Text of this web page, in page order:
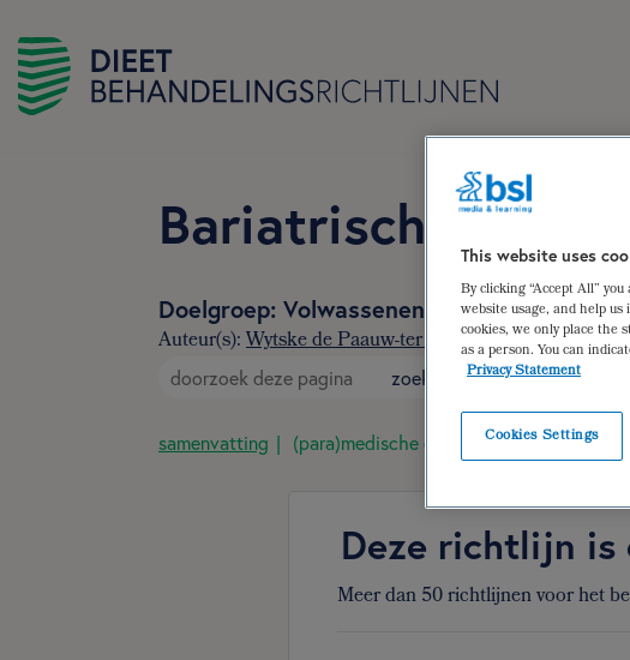
Bariatrische
Doelgroep: Volwassenen voor en na
Auteur(s):Wytske de Paauw-ter Haar,Sandra Nagtegaal
zoek
samenvatting (para)medische gegevens diëtistische
Deze richtlijn is
Meer dan 50 richtlijnen voor het
This website uses
By clicking “Accept All”
website usage, and help
cookies, we only place the
as a person. You can
Privacy Statement
Cookies Settings